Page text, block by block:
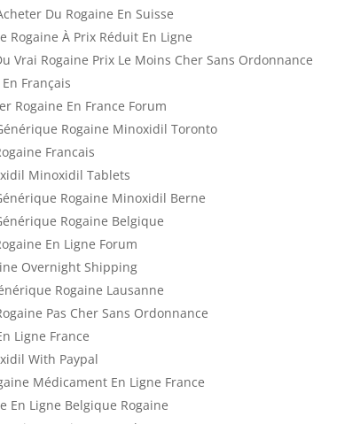
Du Rogaine En Suisse
Rogaine À Prix Réduit En Ligne
Vrai Rogaine Prix Le Moins Cher Sans Ordonnance
Français
Rogaine En France Forum
Rogaine Minoxidil Toronto
Francais
Minoxidil Tablets
Rogaine Minoxidil Berne
Rogaine Belgique
En Ligne Forum
Overnight Shipping
Rogaine Lausanne
Pas Cher Sans Ordonnance
Ligne France
With Paypal
Médicament En Ligne France
En Ligne Belgique Rogaine